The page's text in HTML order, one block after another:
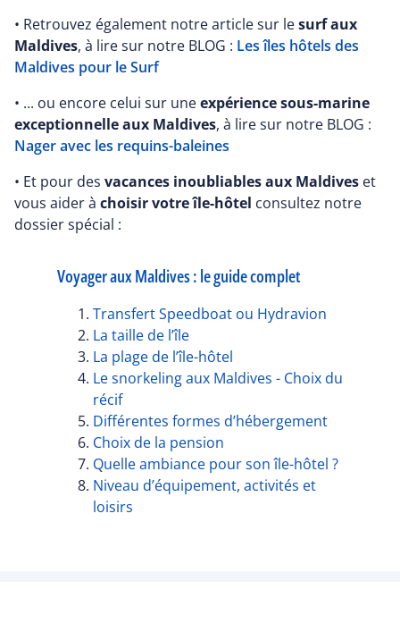
• Retrouvez également notre article sur lesurf aux
Maldives, à lire sur notre BLOG : Les îles hôtels des
Maldives pour le Surf
• ... ou encore celui sur uneexpérience sous-marine
exceptionnelle aux Maldives, à lire sur notre BLOG :
Nager avec les requins-baleines
• Et pour des vacances inoubliables aux Maldives et
vous aider à choisir votre île-hôtel consultez notre
dossier spécial :
Voyager aux Maldives : le guide complet
Transfert Speedboat ou Hydravion
La taille de l’île
La plage de l’île-hôtel
Le snorkeling aux Maldives - Choix du
récif
Différentes formes d’hébergement
Choix de la pension
Quelle ambiance pour son île-hôtel ?
Niveau d’équipement, activités et
loisirs